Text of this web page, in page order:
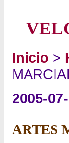
Inicio >
2005-
ARTES